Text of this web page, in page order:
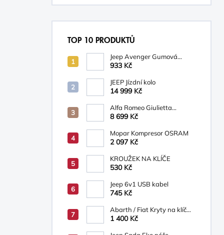
TOP 10 PRODUKTŮ
Jeep Avenger Gumová
podložka na palubní desku
933 Kč
JEEP Jízdní kolo
14 999 Kč
Alfa Romeo Giulietta
Osvětlená prahová lišta s
8 699 Kč
Mopar Kompresor OSRAM
2 097 Kč
KROUŽEK NA KLÍČE
530 Kč
Jeep 6v1 USB kabel
745 Kč
Abarth / Fiat Kryty na klíč
bílá/béžová
1 400 Kč